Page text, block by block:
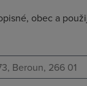
obec a